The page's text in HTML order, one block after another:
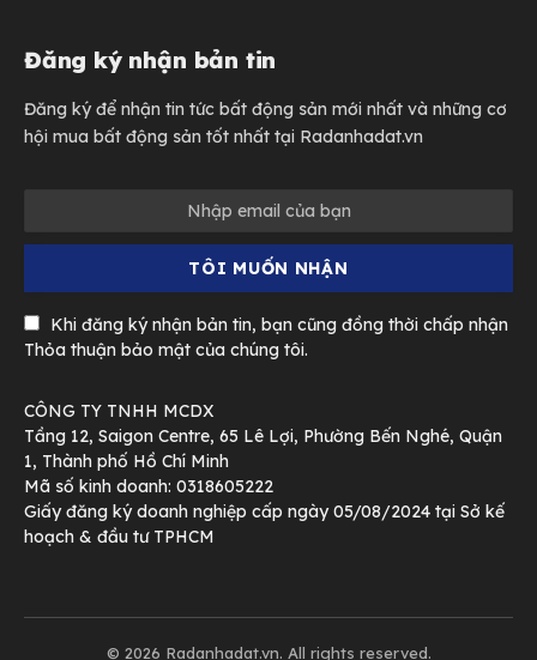
Đăng ký nhận bản tin
Đăng ký để nhận tin tức bất động sản mới nhất và những cơ
hội mua bất động sản tốt nhất tại Radanhadat.vn
Khi đăng ký nhận bản tin, bạn cũng đồng thời chấp nhận
Thỏa thuận bảo mật của chúng tôi.
CÔNG TY TNHH MCDX
Tầng 12, Saigon Centre, 65 Lê Lợi, Phường Bến Nghé, Quận
1, Thành phố Hồ Chí Minh
Mã số kinh doanh: 0318605222
Giấy đăng ký doanh nghiệp cấp ngày 05/08/2024 tại Sở kế
hoạch & đầu tư TPHCM
© 2026 Radanhadat.vn. All rights reserved.